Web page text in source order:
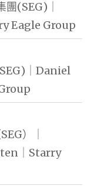
(SEG)｜
Eagle Group
｜Daniel
）｜
｜Starry